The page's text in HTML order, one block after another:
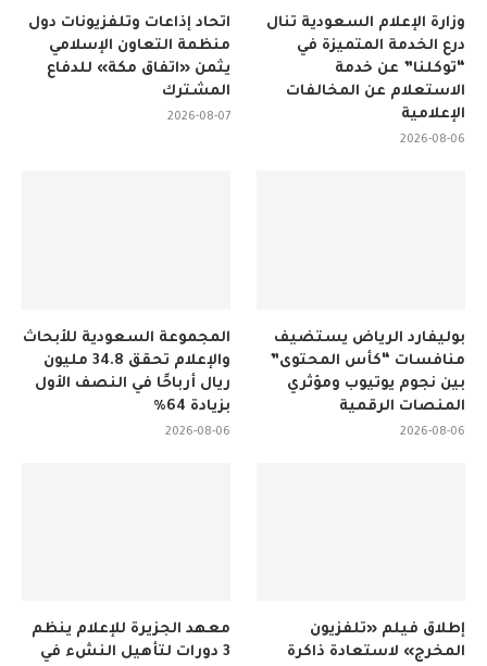
اتحاد إذاعات وتلفزيونات دول
منظمة التعاون الإسلامي
يثمن «اتفاق مكة» للدفاع
المشترك
2026-08-07
وزارة الإعلام السعودية تنال
درع الخدمة المتميزة في
“توكلنا” عن خدمة
الاستعلام عن المخالفات
الإعلامية
2026-08-06
المجموعة السعودية للأبحاث
والإعلام تحقق 34.8 مليون
ريال أرباحًا في النصف الأول
بزيادة 64%
2026-08-06
بوليفارد الرياض يستضيف
منافسات “كأس المحتوى”
بين نجوم يوتيوب ومؤثري
المنصات الرقمية
2026-08-06
معهد الجزيرة للإعلام ينظم
3 دورات لتأهيل النشء في
إطلاق فيلم «تلفزيون
المخرج» لاستعادة ذاكرة